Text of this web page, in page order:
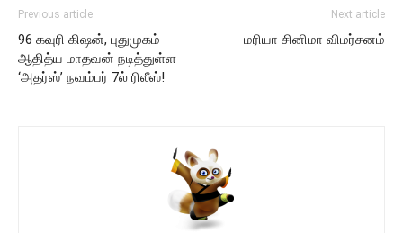
Previous article
96 கவுரி கிஷன், புதுமுகம்
ஆதித்ய மாதவன் நடித்துள்ள
‘அதர்ஸ்’ நவம்பர் 7ல் ரிலீஸ்!
Next article
மரியா சினிமா விமர்சனம்